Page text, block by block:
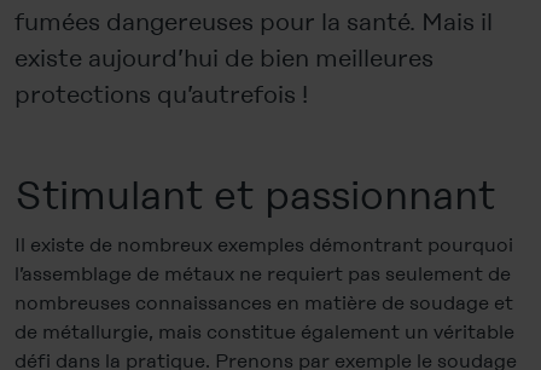
fumées dangereuses pour la santé. Mais il
existe aujourd’hui de bien meilleures
protections qu’autrefois !
Stimulant et passionnant
Il existe de nombreux exemples démontrant pourquoi
l’assemblage de métaux ne requiert pas seulement de
nombreuses connaissances en matière de soudage et
de métallurgie, mais constitue également un véritable
défi dans la pratique. Prenons par exemple le soudage